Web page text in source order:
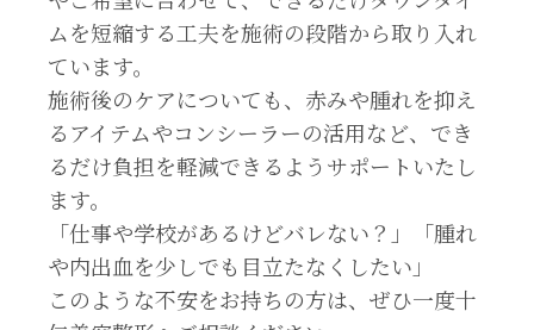
ムを短縮する工夫を施術の段階から取り入れ
ています。
施術後のケアについても、赤みや腫れを抑え
るアイテムやコンシーラーの活用など、でき
るだけ負担を軽減できるようサポートいたし
ます。
「仕事や学校があるけどバレない？」「腫れ
や内出血を少しでも目立たなくしたい」
このような不安をお持ちの方は、ぜひ一度十